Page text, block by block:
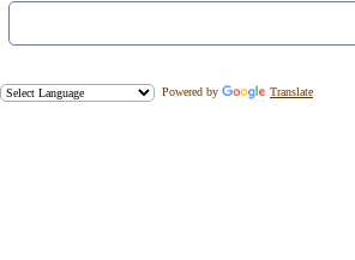
Powered by Translate